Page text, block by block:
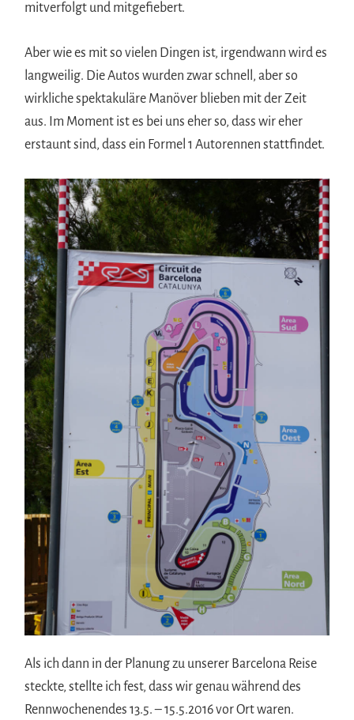
mitverfolgt und mitgefiebert.
Aber wie es mit so vielen Dingen ist, irgendwann wird es
langweilig. Die Autos wurden zwar schnell, aber so
wirkliche spektakuläre Manöver blieben mit der Zeit
aus. Im Moment ist es bei uns eher so, dass wir eher
erstaunt sind, dass ein Formel 1 Autorennen stattfindet.
Als ich dann in der Planung zu unserer Barcelona Reise
steckte, stellte ich fest, dass wir genau während des
Rennwochenendes 13.5. – 15.5.2016 vor Ort waren.